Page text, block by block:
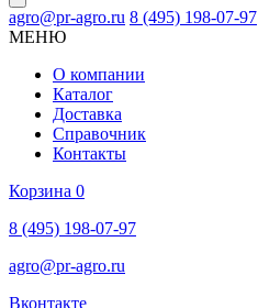
agro@pr-agro.ru 8 (495) 198-07-97
МЕНЮ
О компании
Каталог
Доставка
Справочник
Контакты
Корзина 0
8 (495) 198-07-97
agro@pr-agro.ru
Вконтакте